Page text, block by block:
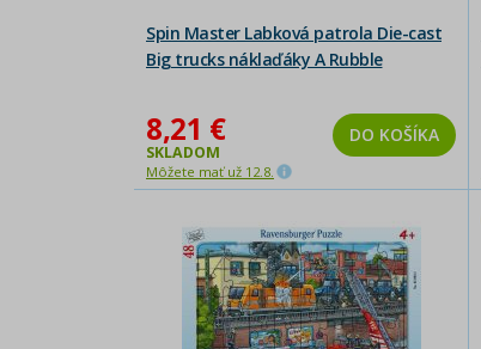
Spin Master Labková patrola Die-cast
Big trucks náklaďáky A Rubble
8,21 €
SKLADOM
Môžete mať už 12.8.
DO KOŠÍKA